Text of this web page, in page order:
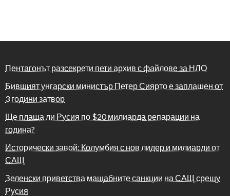
Пентагонът разсекрети пети архив с файлове за НЛО
Бившият унгарски министър Петер Сиярто е заплашен от
3 години затвор
Ще плаща ли Русия по $20 милиарда репарации на
година?
Исторически завой: Колумбия с нов лидер и милиарди от
САЩ
Зеленски приветства мащабните санкции на САЩ срещу
Русия